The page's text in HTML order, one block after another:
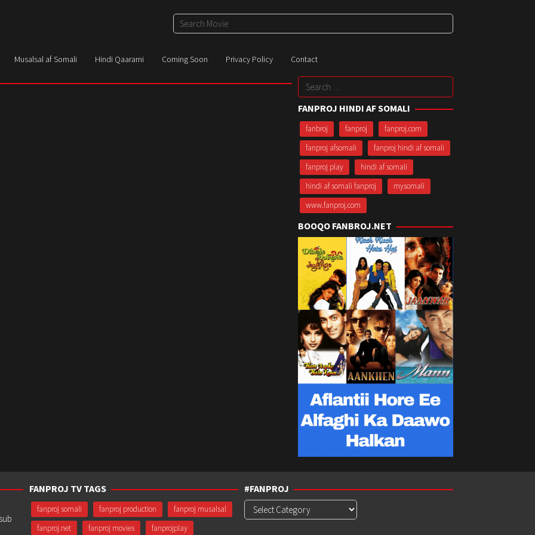
Musalsal af Somali Hindi Qaarami Coming Soon Privacy Policy Contact
Search
for:
FANPROJ HINDI AF SOMALI
fanbroj fanproj
fanproj.com
fanproj afsomali
fanproj hindi af somali
fanproj play
hindi af somali
hindi af somali fanproj
mysomali
www.fanproj.com
BOOQO FANBROJ.NET
FANPROJ TV TAGS
fanproj somali fanproj production
fanproj musalsal
fanproj.net
fanproj movies fanprojplay
#FANPROJ
#Fanproj